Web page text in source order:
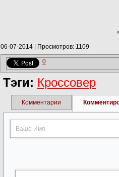
06-07-2014 Просмотров: 1109
0
Тэги: Кроссовер
Комментарии